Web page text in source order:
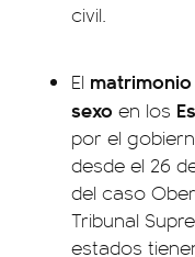
civil.
El
sexo en los
por el
desde el 26
del caso
Tribunal
estados